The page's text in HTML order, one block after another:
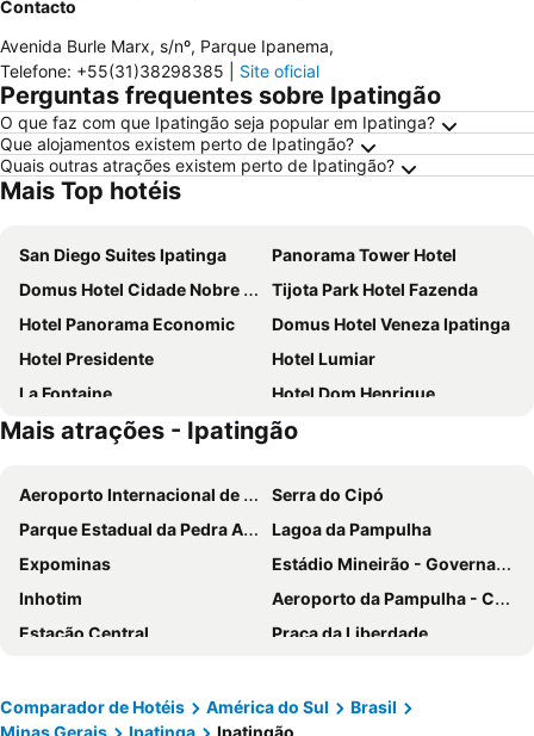
Contacto
Avenida Burle Marx, s/nº, Parque Ipanema,
Telefone: +55(31)38298385 Site oficial
Perguntas frequentes sobre Ipatingão
O que faz com que Ipatingão seja popular em Ipatinga?
Que alojamentos existem perto de Ipatingão?
Quais outras atrações existem perto de Ipatingão?
Mais Top hotéis
San Diego Suites Ipatinga
Panorama Tower Hotel
Domus Hotel Cidade Nobre Ipatinga
Tijota Park Hotel Fazenda
Hotel Panorama Economic
Domus Hotel Veneza Ipatinga
Hotel Presidente
Hotel Lumiar
La Fontaine
Hotel Dom Henrique
Grande Hotel Ipatinga
Steel Valley Hotel
Hotel Metropolitano
Panorama Convention Hotel
Hotel Aquarius
Green Valley Hotel
Hotel Estrela Do Vale
Hotel Salto Grande
Hotel Oliveira
Mais atrações - Ipatingão
Aeroporto Internacional de Belo Horizonte-Confins
Serra do Cipó
Parque Estadual da Pedra Azul
Lagoa da Pampulha
Expominas
Estádio Mineirão - Governador Magalhães Pinto
Inhotim
Aeroporto da Pampulha - Carlos Drummond de Andrade
Estação Central
Praça da Liberdade
Praça Sete de Setembro
Minas Centro
Comparador de Hotéis América do Sul
Brasil